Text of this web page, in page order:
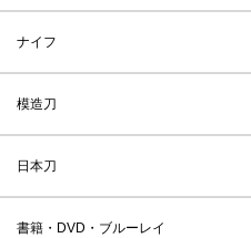
ナイフ
模造刀
日本刀
書籍・DVD・ブルーレイ